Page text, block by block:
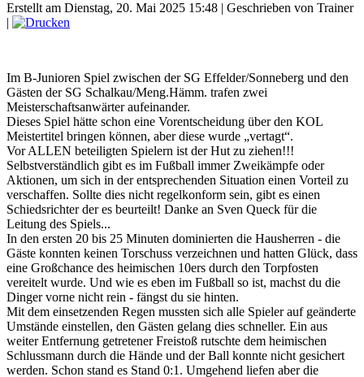
Erstellt am Dienstag, 20. Mai 2025 15:48 | Geschrieben von Trainer
|
Im B-Junioren Spiel zwischen der SG Effelder/Sonneberg und den
Gästen der SG Schalkau/Meng.Hämm. trafen zwei
Meisterschaftsanwärter aufeinander.
Dieses Spiel hätte schon eine Vorentscheidung über den KOL
Meistertitel bringen können, aber diese wurde „vertagt“.
Vor ALLEN beteiligten Spielern ist der Hut zu ziehen!!!
Selbstverständlich gibt es im Fußball immer Zweikämpfe oder
Aktionen, um sich in der entsprechenden Situation einen Vorteil zu
verschaffen. Sollte dies nicht regelkonform sein, gibt es einen
Schiedsrichter der es beurteilt! Danke an Sven Queck für die
Leitung des Spiels...
In den ersten 20 bis 25 Minuten dominierten die Hausherren - die
Gäste konnten keinen Torschuss verzeichnen und hatten Glück, dass
eine Großchance des heimischen 10ers durch den Torpfosten
vereitelt wurde. Und wie es eben im Fußball so ist, machst du die
Dinger vorne nicht rein - fängst du sie hinten.
Mit dem einsetzenden Regen mussten sich alle Spieler auf geänderte
Umstände einstellen, den Gästen gelang dies schneller. Ein aus
weiter Entfernung getretener Freistoß rutschte dem heimischen
Schlussmann durch die Hände und der Ball konnte nicht gesichert
werden. Schon stand es Stand 0:1. Umgehend liefen aber die